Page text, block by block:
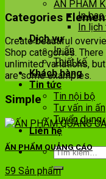
ẤN PHẨM
In
In lịch
Dịch vụ
In ấn
Thiết kế
Khách hàng
Tin tức
Tin nội bộ
Tư vấn in ấn
Tuyển dụng
Liên hệ
Categories
Create beautiful
Shop categories.
unlimited variations,
are some examples.
Simple
ẤN PHẨM QUẢNG CÁO
59 Sản phẩm